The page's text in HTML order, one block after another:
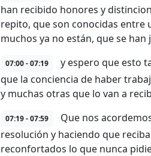
han recibido honores y
repito, que son conocidas entre
muchos ya no están, que se
07:00 - 07:19
y espero que esto
que la conciencia de haber
y muchas otras que lo van a
07:19 - 07:59
Que nos
resolución y haciendo que
reconfortados lo que nunca